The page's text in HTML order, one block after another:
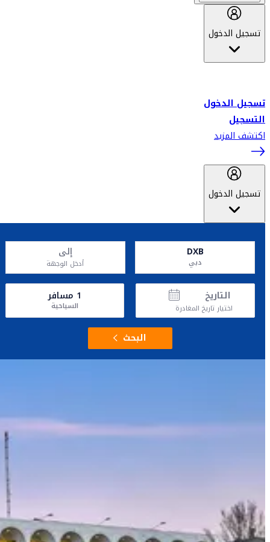
تسجيل الدخول
تسجيل الدخول
التسجيل
اكتشف المزيد
تسجيل الدخول
DXB
دبي
إلى
أدخل الوجهة
التاريخ
اختيار تاريخ المغادرة
1 مسافر
السياحية
البحث